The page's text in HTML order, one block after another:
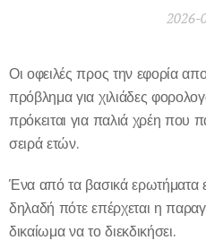
2026-
Οι οφειλές προς την εφορία
πρόβλημα για χιλιάδες
πρόκειται για παλιά χρέη που
σειρά ετών.
Ένα από τα βασικά ερωτήματα
δηλαδή πότε επέρχεται η
δικαίωμα να το διεκδικήσει.